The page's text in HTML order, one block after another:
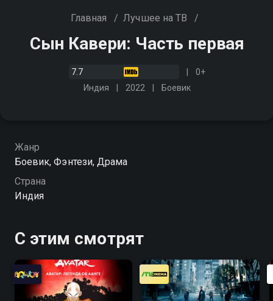
Главная / Лучшее на ТВ /
Сын Кавери: Часть первая
7.7
0+
Индия
2022 Боевик
Жанр
Боевик, Фэнтези, Драма
Страна
Индия
С этим смотрят